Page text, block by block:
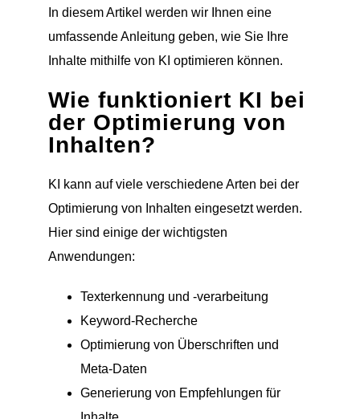
In diesem Artikel werden wir Ihnen eine
umfassende Anleitung geben, wie Sie Ihre
Inhalte mithilfe von KI optimieren können.
Wie funktioniert KI bei
der Optimierung von
Inhalten?
KI kann auf viele verschiedene Arten bei der
Optimierung von Inhalten eingesetzt werden.
Hier sind einige der wichtigsten
Anwendungen:
Texterkennung und -verarbeitung
Keyword-Recherche
Optimierung von Überschriften und
Meta-Daten
Generierung von Empfehlungen für